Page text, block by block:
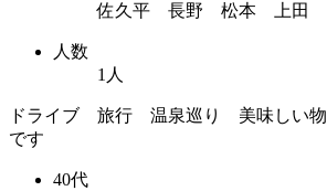
佐久平 長野 松本 上田
人数
1人
ドライブ 旅行 温泉巡り 美味しい物
です
40代